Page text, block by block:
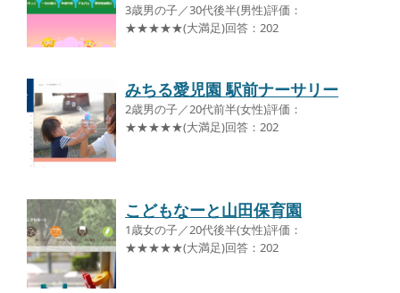
3歳男の子／30代後半(男性)評価：
★★★★★(大満足)回答：202
みちる愛児園 駅前ナーサリー
2歳男の子／20代前半(女性)評価：
★★★★★(大満足)回答：202
こどもなーと山田保育園
1歳女の子／20代後半(女性)評価：
★★★★★(大満足)回答：202